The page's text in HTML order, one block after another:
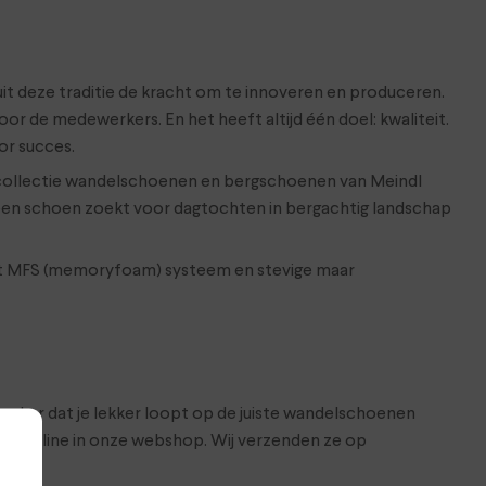
deze traditie de kracht om te innoveren en produceren.
de medewerkers. En het heeft altijd één doel: kwaliteit.
succes.
wandelschoenen en bergschoenen van Meindl
schoen zoekt voor dagtochten in bergachtig landschap
(memoryfoam) systeem en stevige maar
dat je lekker loopt op de juiste wandelschoenen
online in onze webshop. Wij verzenden ze op